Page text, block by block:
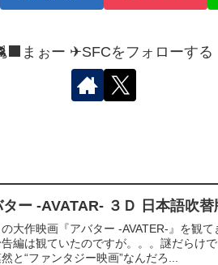
まぉー ✈︎SFCをフォローする
ター -AVATAR- ３Ｄ 日本語吹
作映画『アバター -AVATER-』を観て
編は観ていたのですが。。。謎だらけ
と“ファンタジー映画”なんだろ...